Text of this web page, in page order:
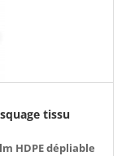
tissu
HDPE dépliable